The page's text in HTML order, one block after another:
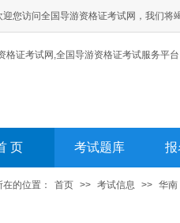
迎您访问全国导游资格证考试网，我们将
页 考试题库 报
的位置： 首页 >> 考试信息 >> 华南